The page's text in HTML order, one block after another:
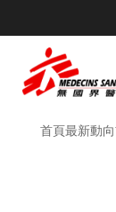
首頁最新動向